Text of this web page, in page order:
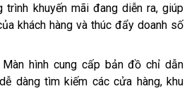
trình khuyến mãi đang diễn ra, giúp
khách hàng và thúc đẩy doanh số
Màn hình cung cấp bản đồ chỉ dẫn
dàng tìm kiếm các cửa hàng, khu